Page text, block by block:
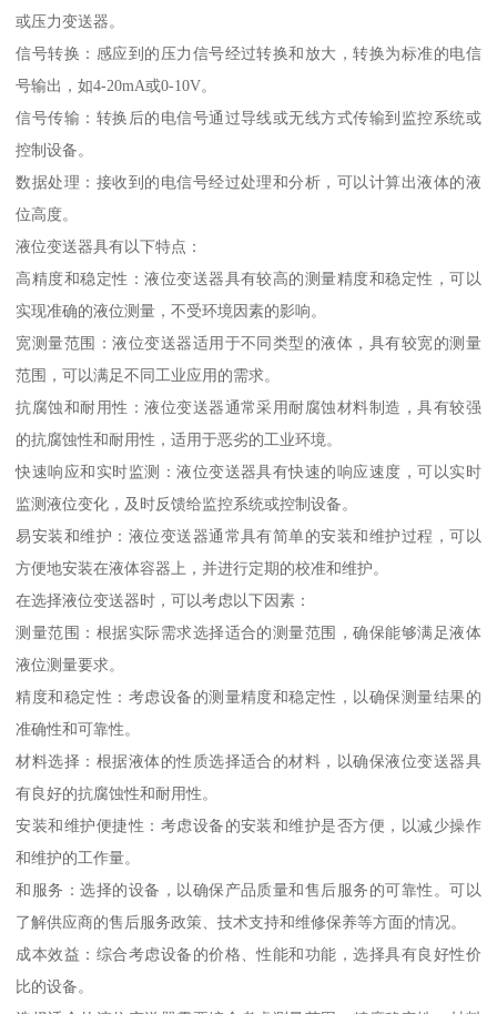
或压力变送器。
信号转换：感应到的压力信号经过转换和放大，转换为标准的电信
号输出，如4-20mA或0-10V。
信号传输：转换后的电信号通过导线或无线方式传输到监控系统或
控制设备。
数据处理：接收到的电信号经过处理和分析，可以计算出液体的液
位高度。
液位变送器具有以下特点：
高精度和稳定性：液位变送器具有较高的测量精度和稳定性，可以
实现准确的液位测量，不受环境因素的影响。
宽测量范围：液位变送器适用于不同类型的液体，具有较宽的测量
范围，可以满足不同工业应用的需求。
抗腐蚀和耐用性：液位变送器通常采用耐腐蚀材料制造，具有较强
的抗腐蚀性和耐用性，适用于恶劣的工业环境。
快速响应和实时监测：液位变送器具有快速的响应速度，可以实时
监测液位变化，及时反馈给监控系统或控制设备。
易安装和维护：液位变送器通常具有简单的安装和维护过程，可以
方便地安装在液体容器上，并进行定期的校准和维护。
在选择液位变送器时，可以考虑以下因素：
测量范围：根据实际需求选择适合的测量范围，确保能够满足液体
液位测量要求。
精度和稳定性：考虑设备的测量精度和稳定性，以确保测量结果的
准确性和可靠性。
材料选择：根据液体的性质选择适合的材料，以确保液位变送器具
有良好的抗腐蚀性和耐用性。
安装和维护便捷性：考虑设备的安装和维护是否方便，以减少操作
和维护的工作量。
和服务：选择的设备，以确保产品质量和售后服务的可靠性。可以
了解供应商的售后服务政策、技术支持和维修保养等方面的情况。
成本效益：综合考虑设备的价格、性能和功能，选择具有良好性价
比的设备。